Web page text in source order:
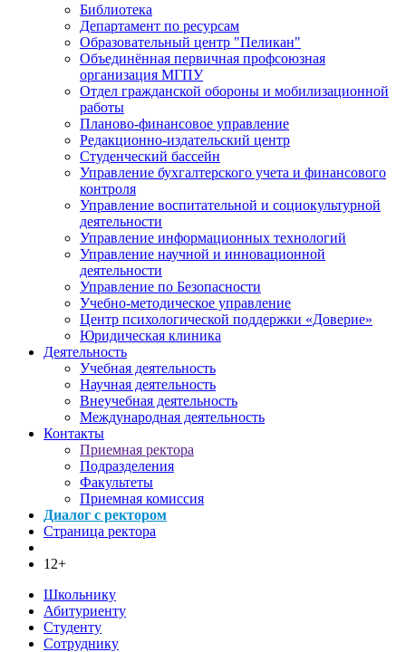
Библиотека
Департамент по ресурсам
Образовательный центр "Пеликан"
Объединённая первичная профсоюзная
организация МГПУ
Отдел гражданской обороны и мобилизационной
работы
Планово-финансовое управление
Редакционно-издательский центр
Студенческий бассейн
Управление бухгалтерского учета и финансового
контроля
Управление воспитательной и социокультурной
деятельности
Управление информационных технологий
Управление научной и инновационной
деятельности
Управление по Безопасности
Учебно-методическое управление
Центр психологической поддержки «Доверие»
Юридическая клиника
Деятельность
Учебная деятельность
Научная деятельность
Внеучебная деятельность
Международная деятельность
Контакты
Приемная ректора
Подразделения
Факультеты
Приемная комиссия
Диалог с ректором
Страница ректора
12+
Школьнику
Абитуриенту
Студенту
Сотруднику